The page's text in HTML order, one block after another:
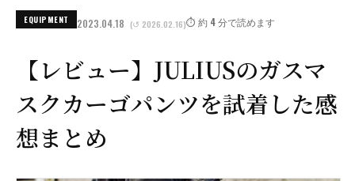
EQUIPMENT 2023.04.18 (↺ 2026.02.16)⏱️ 約 4 分で読めます
【レビュー】JULIUSのガスマ
スクカーゴパンツを試着した感
想まとめ